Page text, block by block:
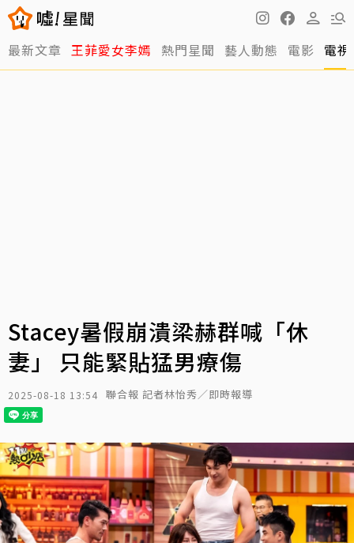
最新文章 王菲愛女李嫣 熱門星聞 藝人動態 電影 電視
Stacey暑假崩潰梁赫群喊「休
妻」 只能緊貼猛男療傷
2025-08-18 13:54 聯合報 記者林怡秀／即時報導